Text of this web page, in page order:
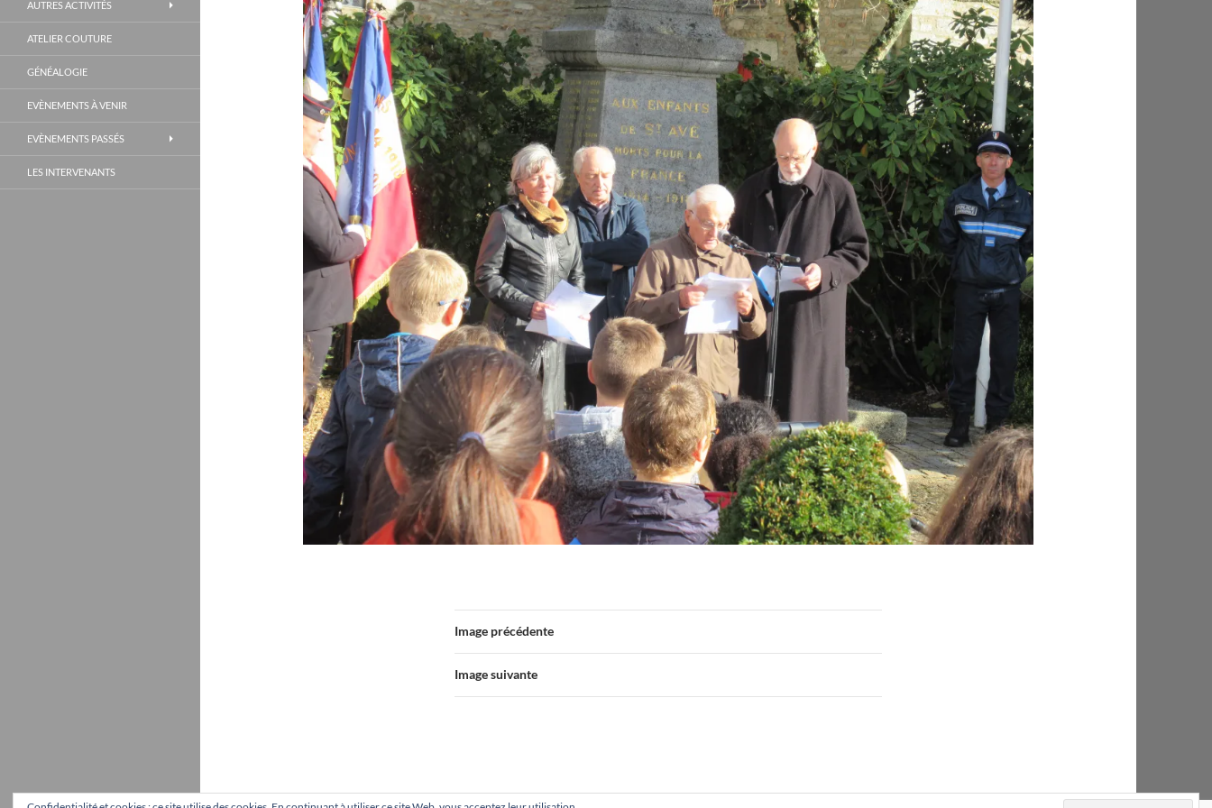
Image précédente
Image suivante
AUTRES ACTIVITÉS
ATELIER COUTURE
GÉNÉALOGIE
EVÈNEMENTS À VENIR
EVÈNEMENTS PASSÉS
LES INTERVENANTS